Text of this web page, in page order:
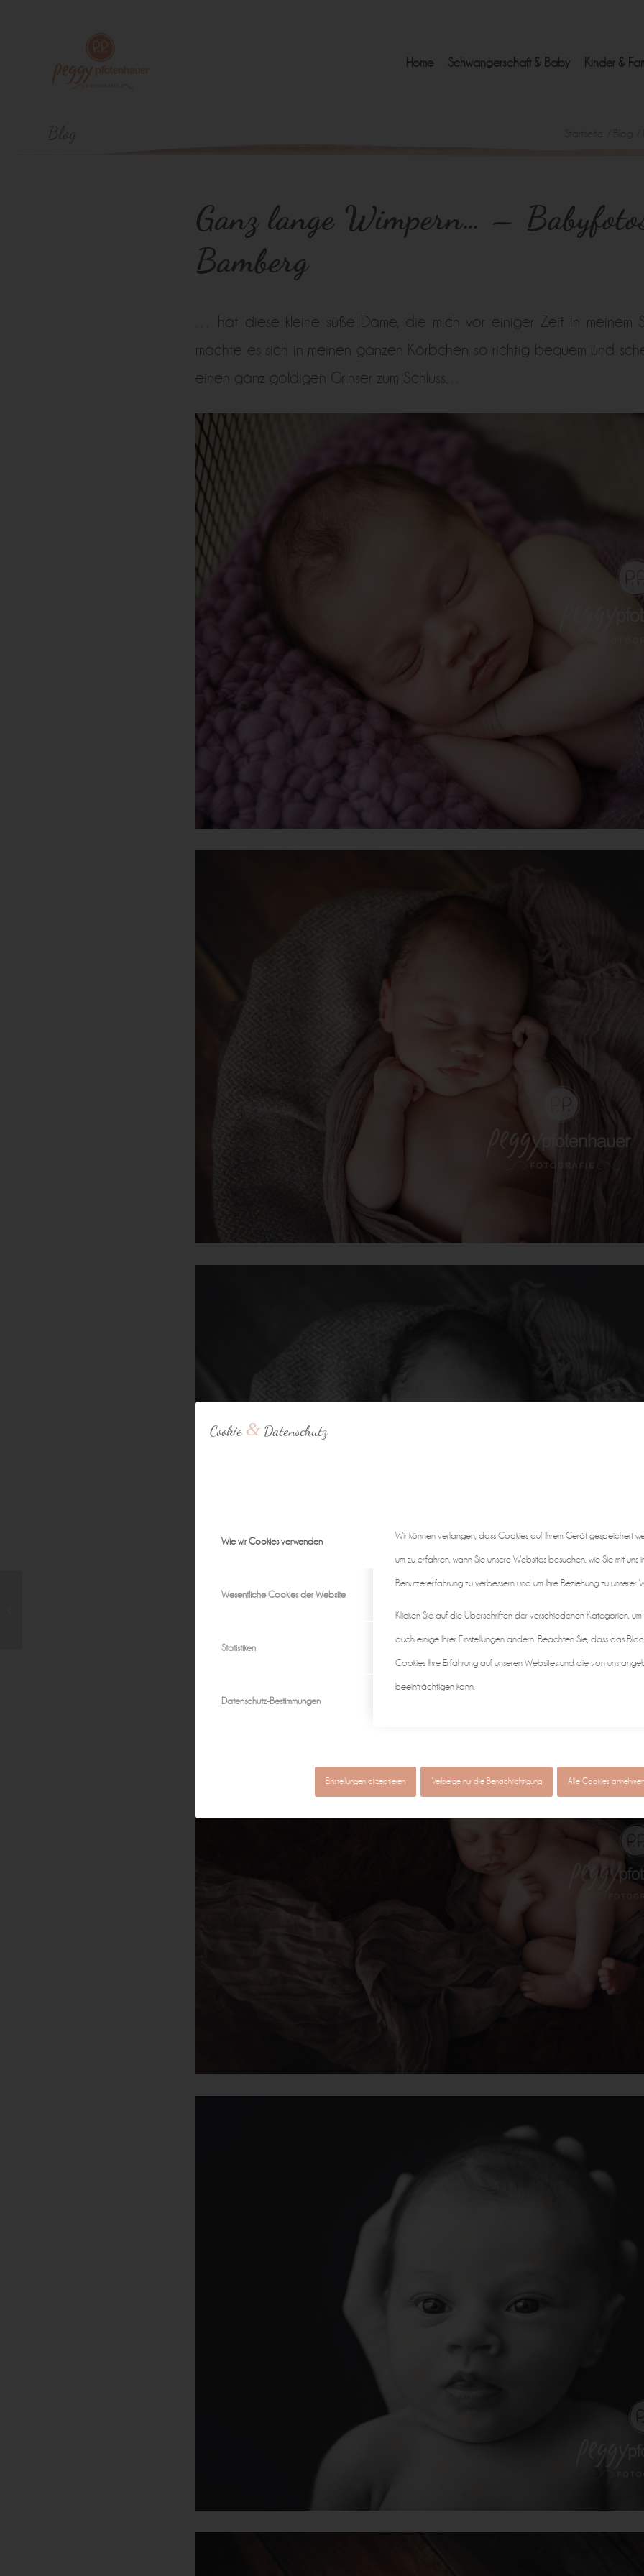
Cookie & Datenschutz
Wie wir Cookies verwenden
Wesentliche Cookies der Website
Statistiken
Datenschutz-Bestimmungen
Wir können verlangen, dass Cookies auf Ihrem Gerät gespeichert
um zu erfahren, wann Sie unsere Websites besuchen, wie Sie mit uns
Benutzererfahrung zu verbessern und um Ihre Beziehung zu
Klicken Sie auf die Überschriften der verschiedenen Kategorien, um
auch einige Ihrer Einstellungen ändern. Beachten Sie, dass das
Cookies Ihre Erfahrung auf unseren Websites und die von uns
beeinträchtigen kann.
Einstellungen akzeptieren Verberge nur die Benachrichtigung Alle Cookies annehmen
Home Schwangerschaft & Baby Kinder &
Ganz lange Wimpern… –
Bamberg
… hat diese kleine süße Dame, die mich vor einiger Zeit in meinem
machte es sich in meinen ganzen Körbchen so richtig bequem und
einen ganz goldigen Grinser zum Schluss…